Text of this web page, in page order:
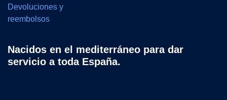
Devoluciones y
reembolsos
Nacidos en el mediterráneo para dar
servicio a toda España.